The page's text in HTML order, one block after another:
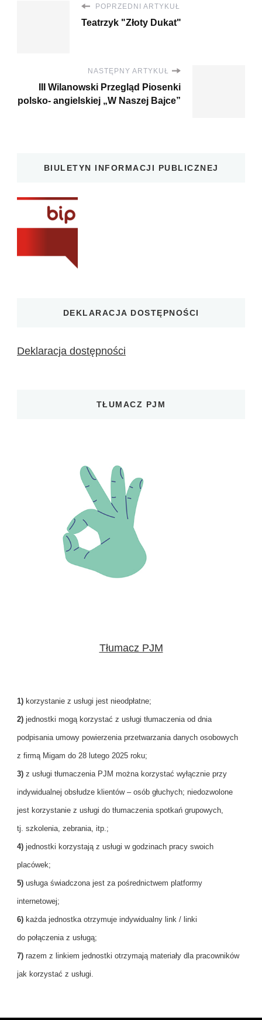
POPRZEDNI ARTYKUŁ
Teatrzyk "Złoty Dukat"
NASTĘPNY ARTYKUŁ
III Wilanowski Przegląd Piosenki
polsko- angielskiej „W Naszej Bajce”
BIULETYN INFORMACJI PUBLICZNEJ
DEKLARACJA DOSTĘPNOŚCI
Deklaracja dostępności
TŁUMACZ PJM
Tłumacz PJM
1) korzystanie z usługi jest nieodpłatne;
2) jednostki mogą korzystać z usługi tłumaczenia od dnia
podpisania umowy powierzenia przetwarzania danych osobowych
z firmą Migam do 28 lutego 2025 roku;
3) z usługi tłumaczenia PJM można korzystać wyłącznie przy
indywidualnej obsłudze klientów – osób głuchych; niedozwolone
jest korzystanie z usługi do tłumaczenia spotkań grupowych,
tj. szkolenia, zebrania, itp.;
4) jednostki korzystają z usługi w godzinach pracy swoich
placówek;
5) usługa świadczona jest za pośrednictwem platformy
internetowej;
6) każda jednostka otrzymuje indywidualny link / linki
do połączenia z usługą;
7) razem z linkiem jednostki otrzymają materiały dla pracowników
jak korzystać z usługi.